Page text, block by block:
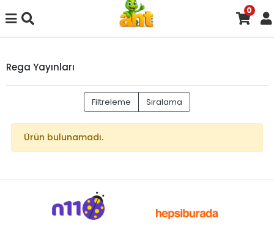
0
Rega Yayınları
Filtreleme Sıralama
Ürün bulunamadı.